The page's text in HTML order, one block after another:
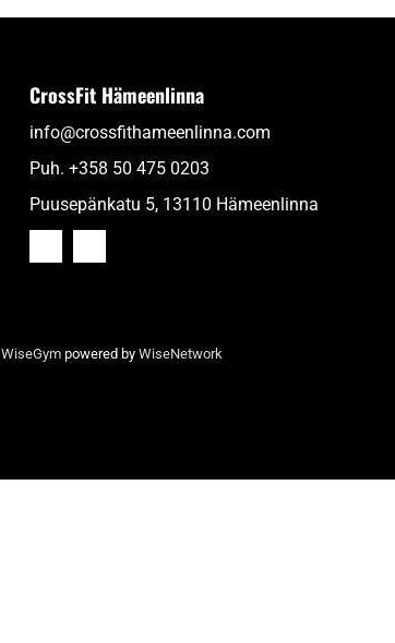
CrossFit Hämeenlinna
info@crossfithameenlinna.com
Puh. +358 50 475 0203
Puusepänkatu 5, 13110 Hämeenlinna
WiseGym powered by WiseNetwork